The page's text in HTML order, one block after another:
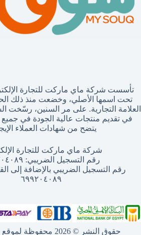
تحت اسمها الأصلي، وخضعت منذ ذلك
العلامة التجارية. على مر السنين، رسّخت
في تقديم منتجات عالية الجودة في جميع
يتضح من شهادات العملاء
شركة ماي ماركت للتجارة
رقم التسجيل الضريبي: ٦٩٩٢٠٤٠٨٩
رقم التسجيل الضريبي بالإضافة إلى
٦٩٩٢٠٤٠٨٩
حقوق النشر © 2026 محفوظة لموقع